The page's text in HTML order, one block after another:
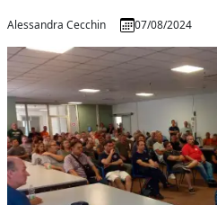
Alessandra Cecchin 07/08/2024